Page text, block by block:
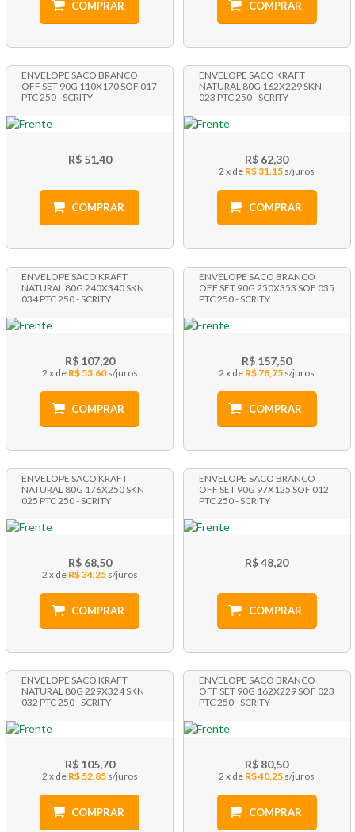
COMPRAR COMPRAR
ENVELOPE SACO BRANCO
OFF SET 90G 110X170 SOF 017
PTC 250 - SCRITY
R$ 51,40
COMPRAR
ENVELOPE SACO KRAFT
NATURAL 80G 162X229 SKN
023 PTC 250 - SCRITY
R$ 62,30
2 x R$ 31,15
COMPRAR
ENVELOPE SACO KRAFT
NATURAL 80G 240X340 SKN
034 PTC 250 - SCRITY
R$ 107,20
2 x R$ 53,60
COMPRAR
ENVELOPE SACO BRANCO
OFF SET 90G 250X353 SOF 035
PTC 250 - SCRITY
R$ 157,50
2 x R$ 78,75
COMPRAR
ENVELOPE SACO KRAFT
NATURAL 80G 176X250 SKN
025 PTC 250 - SCRITY
R$ 68,50
2 x R$ 34,25
COMPRAR
ENVELOPE SACO BRANCO
OFF SET 90G 97X125 SOF 012
PTC 250 - SCRITY
R$ 48,20
COMPRAR
ENVELOPE SACO KRAFT
NATURAL 80G 229X324 SKN
032 PTC 250 - SCRITY
R$ 105,70
2 x R$ 52,85
COMPRAR
ENVELOPE SACO BRANCO
OFF SET 90G 162X229 SOF 023
PTC 250 - SCRITY
R$ 80,50
2 x R$ 40,25
COMPRAR